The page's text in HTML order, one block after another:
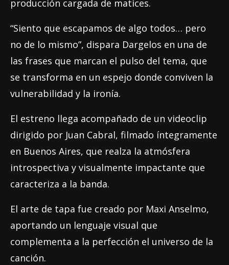
producción cargada de matices.
“Siento que escapamos de algo todos… pero
no de lo mismo”, dispara Dargelos en una de
las frases que marcan el pulso del tema, que
se transforma en un espejo donde conviven la
vulnerabilidad y la ironía.
El estreno llega acompañado de un videoclip
dirigido por Juan Cabral, filmado íntegramente
en Buenos Aires, que realza la atmósfera
introspectiva y visualmente impactante que
caracteriza a la banda.
El arte de tapa fue creado por Maxi Anselmo,
aportando un lenguaje visual que
complementa a la perfección el universo de la
canción.